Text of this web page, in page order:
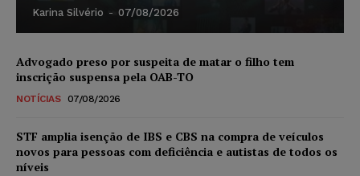
Karina Silvério - 07/08/2026
Advogado preso por suspeita de matar o filho tem
inscrição suspensa pela OAB-TO
NOTÍCIAS 07/08/2026
STF amplia isenção de IBS e CBS na compra de veículos
novos para pessoas com deficiência e autistas de todos os
níveis